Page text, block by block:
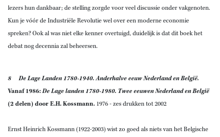
lezers hun dankbaar; de stelling zorgde voor veel discussie onder vakgenoten.
Kun je vóór de Industriële Revolutie wel over een moderne economie
spreken? Ook al was niet elke kenner overtuigd, duidelijk is dat dit boek het
debat nog decennia zal beheersen.
8 De Lage Landen 1780-1940. Anderhalve eeuw Nederland en België.
Vanaf 1986:De Lage landen 1780-1980. Twee eeuwen Nederland en België
(2 delen) door E.H. Kossmann. 1976 - zes drukken tot 2002
Ernst Heinrich Kossmann (1922-2003) wist zo goed als niets van het Belgische